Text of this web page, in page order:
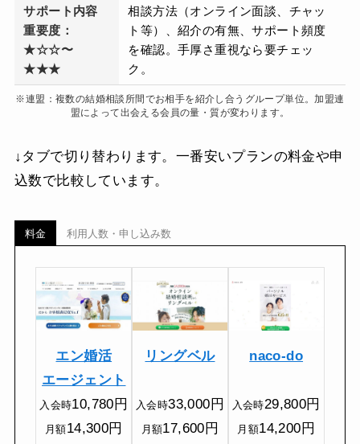
サポート内容
重要度：
★☆☆〜
★★★
相談方法（オンライン面談、チャッ
ト等）、紹介の有無、サポート頻度
を確認。手厚さ重視なら要チェッ
ク。
※連盟：複数の結婚相談所間でお相手を紹介し合うグループ単位。加盟連
盟によって出会える会員の量・質が変わります。
↓タブで切り替わります。一番安いプランの料金や申
込数で比較しています。
料金 利用人数・申し込み数
エン婚活
エージェント
入会時10,780円
月額14,300円
リングベル
入会時33,000円
月額17,600円
naco-do
入会時29,800円
月額14,200円